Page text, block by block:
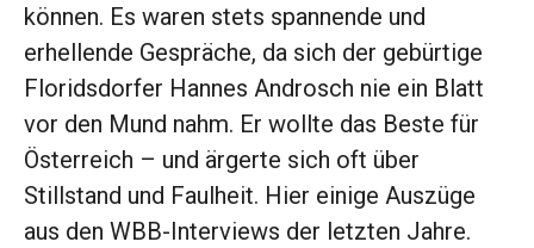
können. Es waren stets spannende und
erhellende Gespräche, da sich der gebürtige
Floridsdorfer Hannes Androsch nie ein Blatt
vor den Mund nahm. Er wollte das Beste für
Österreich – und ärgerte sich oft über
Stillstand und Faulheit. Hier einige Auszüge
aus den WBB-Interviews der letzten Jahre.